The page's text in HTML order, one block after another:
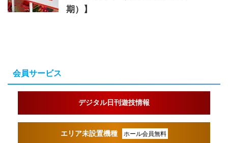
期）】
会員サービス
デジタル日刊遊技情報
エリア未設置機種 ホール会員無料